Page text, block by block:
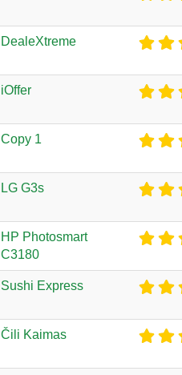
DealeXtreme
iOffer
Copy 1
LG G3s
HP Photosmart
C3180
Sushi Express
Čili Kaimas